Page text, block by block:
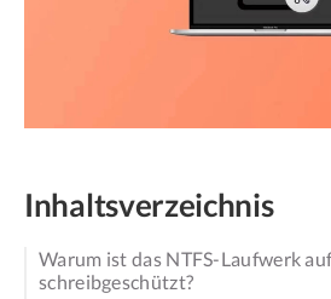
Inhaltsverzeichnis
Warum ist das NTFS-Laufwerk
schreibgeschützt?